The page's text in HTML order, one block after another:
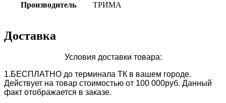
Производитель ТРИМА
Доставка
Условия доставки товара:
1.БЕСПЛАТНО до терминала ТК в вашем городе.
Действует на товар стоимостью от 100 000руб. Данный
факт отображается в заказе.